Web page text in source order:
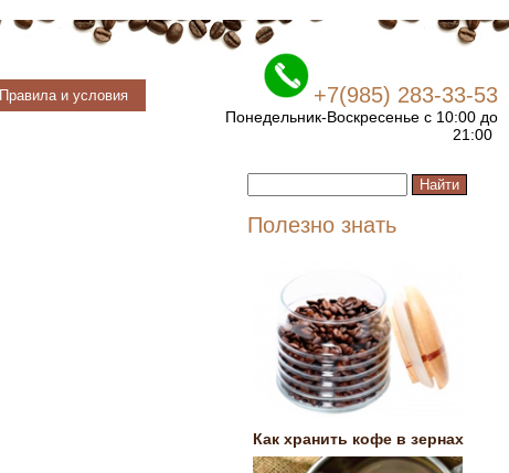
Правила и условия +7(985) 283-33-53
Понедельник-Воскресенье с 10:00 до
21:00
Полезно знать
Как хранить кофе в зернах